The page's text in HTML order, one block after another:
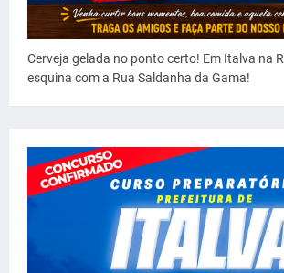
Cerveja gelada no ponto certo! Em Italva na
esquina com a Rua Saldanha da Gama!